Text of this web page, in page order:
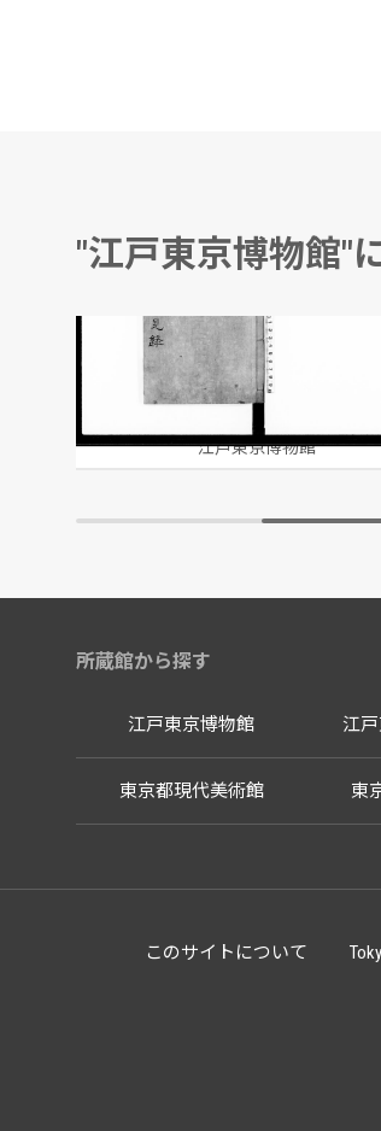
"江戸東京博物館"
献白布告菅見録
松堂先生/著
江戸東京博物館
所蔵館から探す
江戸東京博物館 江
東京都現代美術館 東
このサイトについて